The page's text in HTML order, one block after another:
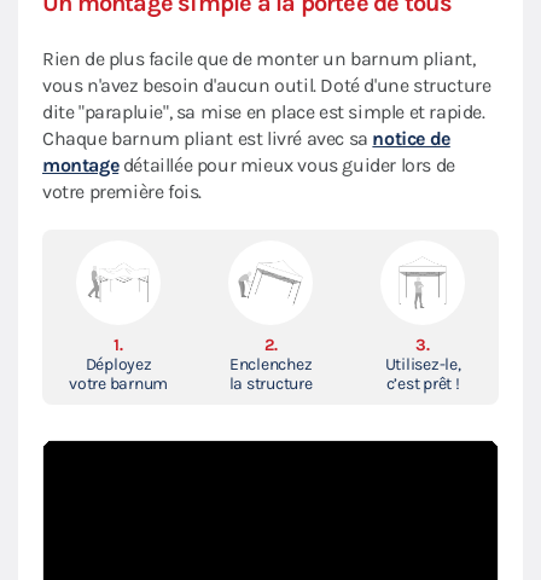
Rien de plus facile que de monter un barnum pliant,
vous n'avez besoin d'aucun outil. Doté d'une structure
dite "parapluie", sa mise en place est simple et rapide.
Chaque barnum pliant est livré avec sa notice de
montagedétaillée pour mieux vous guider lors de
votre première fois.
1.
Déployez
votre barnum
2.
Enclenchez
la structure
3.
Utilisez-le,
c’est prêt !